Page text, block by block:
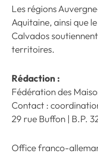
Les régions
Aquitaine, ainsi que
Calvados
territoires.
Rédaction :
Fédération des
Contact :
29 rue Buffon | B.P.
Office franco-